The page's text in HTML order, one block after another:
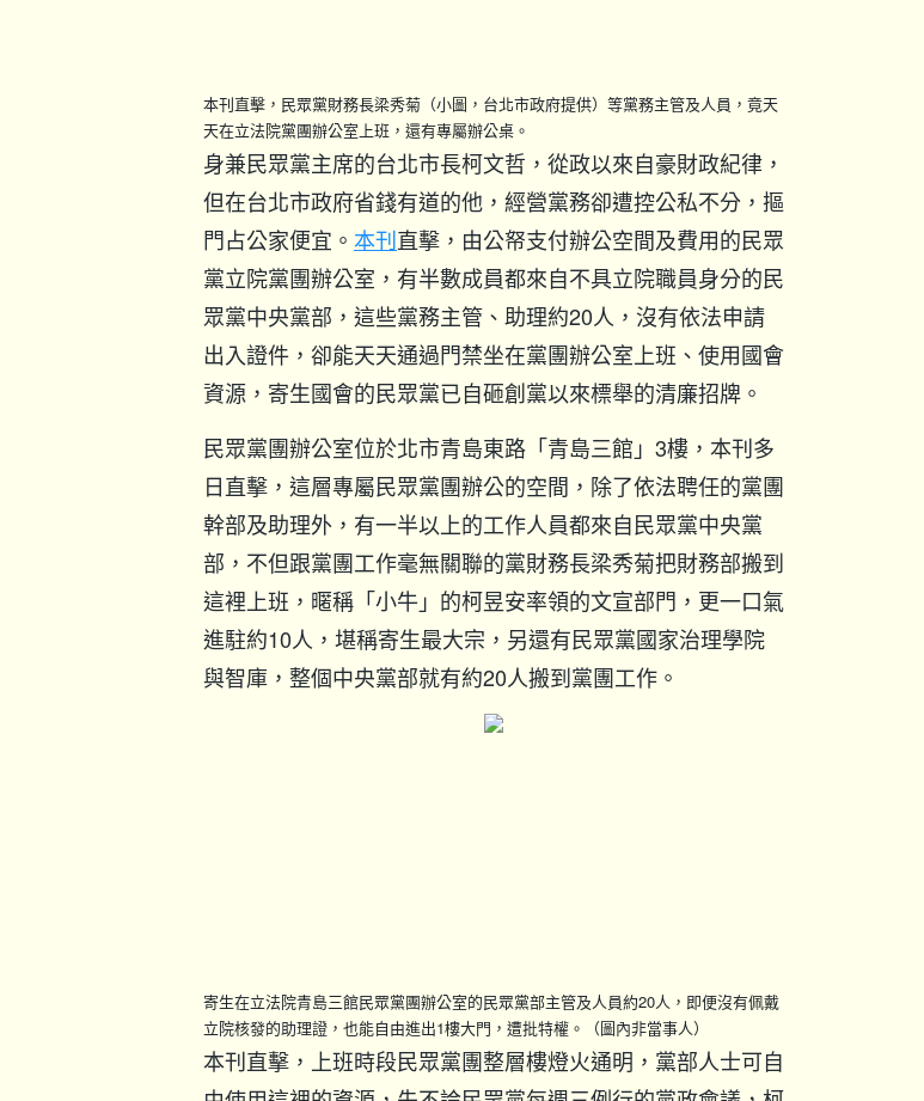
本刊直擊，民眾黨財務長梁秀菊（小圖，台北市政府提供）等黨務主管及人員，竟天
天在立法院黨團辦公室上班，還有專屬辦公桌。
身兼民眾黨主席的台北市長柯文哲，從政以來自豪財政紀律，
但在台北市政府省錢有道的他，經營黨務卻遭控公私不分，摳
門占公家便宜。 本刊直擊，由公帑支付辦公空間及費用的民眾
黨立院黨團辦公室，有半數成員都來自不具立院職員身分的民
眾黨中央黨部，這些黨務主管、助理約20人，沒有依法申請
出入證件，卻能天天通過門禁坐在黨團辦公室上班、使用國會
資源，寄生國會的民眾黨已自砸創黨以來標舉的清廉招牌。
民眾黨團辦公室位於北市青島東路「青島三館」3樓，本刊多
日直擊，這層專屬民眾黨團辦公的空間，除了依法聘任的黨團
幹部及助理外，有一半以上的工作人員都來自民眾黨中央黨
部，不但跟黨團工作毫無關聯的黨財務長梁秀菊把財務部搬到
這裡上班，暱稱「小牛」的柯昱安率領的文宣部門，更一口氣
進駐約10人，堪稱寄生最大宗，另還有民眾黨國家治理學院
與智庫，整個中央黨部就有約20人搬到黨團工作。
寄生在立法院青島三館民眾黨團辦公室的民眾黨部主管及人員約20人，即便沒有佩戴
立院核發的助理證，也能自由進出1樓大門，遭批特權。（圖內非當事人）
本刊直擊，上班時段民眾黨團整層樓燈火通明，黨部人士可自